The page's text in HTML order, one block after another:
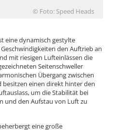
© Foto: Speed Heads
eine dynamisch gestylte
den Auftrieb an
mit riesigen Lufteinlässen die
Seitenschweller
Übergang zwischen
besitzen einen direkt hinter den
um die Stabilität bei
und den Aufstau von Luft zu
eine große